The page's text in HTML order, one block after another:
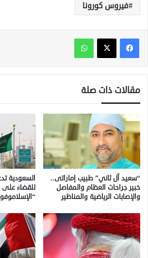
فيروس كورونا
واتساب
مقالات ذات صلة
“سعيد آل ثاني” طبيب إماراتى..
خبير جراحات العظام والمفاصل
والإصابات الرياضية والمناظير
السعودية
للقضاء